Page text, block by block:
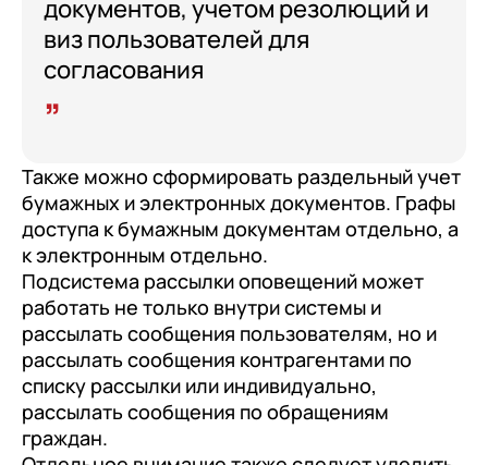
документов, учетом резолюций и
виз пользователей для
согласования
Также можно сформировать раздельный учет
бумажных и электронных документов. Графы
доступа к бумажным документам отдельно, а
к электронным отдельно.
Подсистема рассылки оповещений может
работать не только внутри системы и
рассылать сообщения пользователям, но и
рассылать сообщения контрагентами по
списку рассылки или индивидуально,
рассылать сообщения по обращениям
граждан.